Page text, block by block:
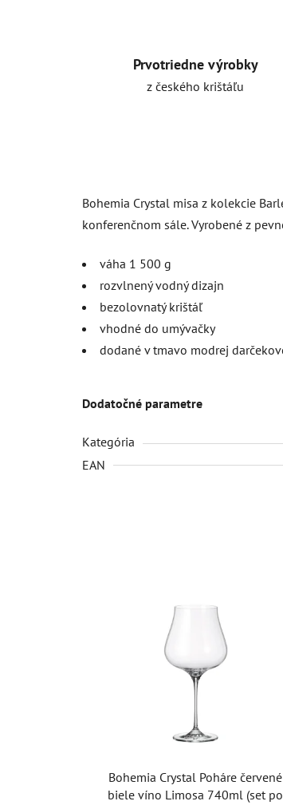
Prvotriedne výrobky
z českého krištáľu
Bohemia Crystal misa z kolekcie
konferenčnom sále. Vyrobené z
váha 1 500 g
rozvlnený vodný dizajn
bezolovnatý krištáľ
vhodné do umývačky
dodané v tmavo modrej
Dodatočné parametre
Kategória
EAN
Bohemia Crystal Poháre červené
biele víno Limosa 740ml (set po